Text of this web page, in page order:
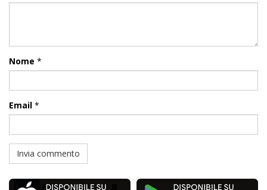
Nome *
Email *